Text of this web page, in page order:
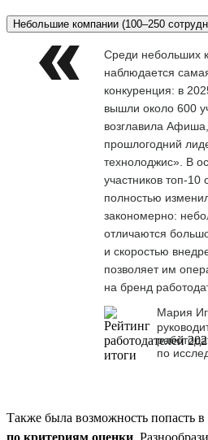
Небольшие компании (100–250
Среди небольших
наблюдается
конкуренция: в
вышли около 600
возглавила
прошлогодний
технолоджис». В
участников топ-10
полностью
закономерно:
отличаются
и скоростью
позволяет им
на бренд
Мария
по
Также была возможность попасть в
по критериям оценки .